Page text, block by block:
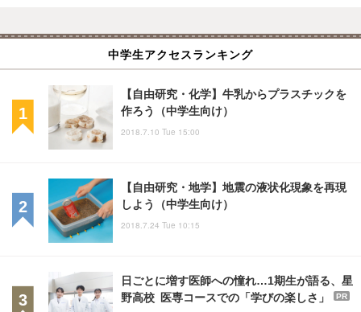
中学生アクセスランキング
【自由研究・化学】牛乳からプラスチックを
作ろう（中学生向け）
2018.7.10 Tue 15:00
【自由研究・地学】地震の液状化現象を再現
しよう（中学生向け）
2018.7.24 Tue 10:15
日ごとに増す医師への憧れ…1期生が語る、星
野高校 医専コースでの「学びの楽しさ」
PR